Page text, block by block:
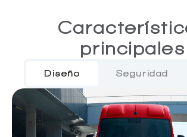
principales
Diseño Seguridad